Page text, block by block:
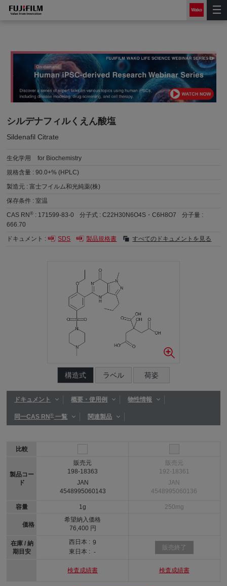
シルデナフィルくえん酸塩
Sildenafil Citrate
生化学用
for Biochemistry
規格含量 :90.0+% (HPLC)
製造元 :富士フイルム和光純薬(株)
保存条件 :室温
CAS RN® : 171599-83-0 分子式 :C22H30N6O4S・C6H8O7
分子量 :
666.70
ドキュメント :
SDS 製品規格書 すべてのドキュメントを見る
構造式 ラベル 荷姿
ドキュメント 概要・使用例 物性情報
同一CAS RN®一覧 関連製品
比較
製品コー
ド
容量
価格
在庫 / 納
期目安
販売元
198-18363
JAN
4548995060143
1g
希望納入価格
76,400 円
西日本 : 9
東日本 : -
検査成績書
販売元
192-18361
JAN
4548995060136
250mg
販売終了
検査成績書